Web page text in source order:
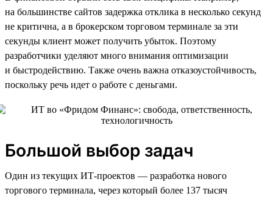
на большинстве сайтов задержка отклика в несколько секунд
не критична, а в брокерском торговом терминале за эти
секунды клиент может получить убыток. Поэтому
разработчики уделяют много внимания оптимизации
и быстродействию. Также очень важна отказоустойчивость,
поскольку речь идет о работе с деньгами.
Большой выбор задач
Один из текущих ИТ-проектов — разработка нового
торгового терминала, через который более 137 тысяч